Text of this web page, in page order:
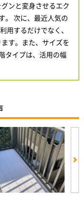
ンと変身させるエク
。 次に、最近人気の
用するだけでなく、
す。また、サイズを
タイプは、活用の幅